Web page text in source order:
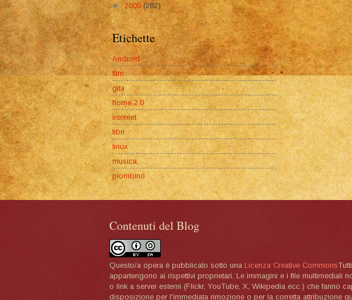
►2009(282)
Etichette
Android
film
gita
home 2.0
internet
libri
linux
musica
piombino
Contenuti del Blog
Questo/a opera è pubblicato sotto una Licenza Creative Commons
appartengono ai rispettivi proprietari. Le immagini e i file multimediali
o link a server esterni (Flickr, YouTube, X, Wikipedia ecc.) che fanno
disposizione per l'immediata rimozione o per la corretta attribuzione